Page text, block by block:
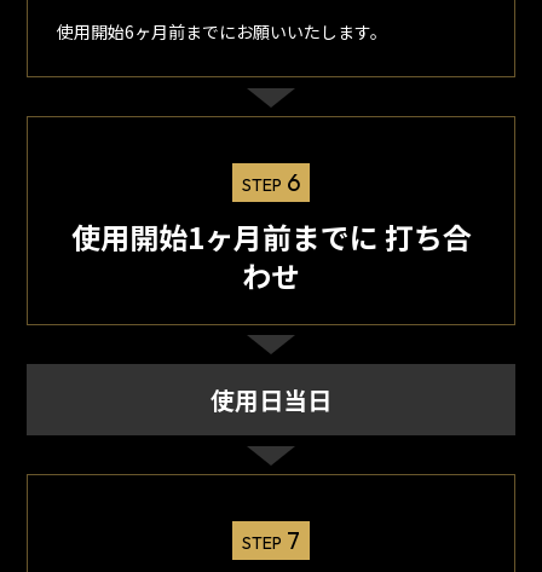
使用開始6ヶ月前までにお願いいたします。
STEP 6
使用開始1ヶ月前までに 打ち合
わせ
使用日当日
STEP 7